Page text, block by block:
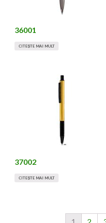
36001
CITEȘTE MAI MULT
37002
CITEȘTE MAI MULT